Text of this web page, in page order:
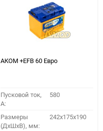
АКОМ +EFB 60 Евро
Пусковой ток,
A:
580
Размеры
(ДхШхВ), мм:
242x175x190